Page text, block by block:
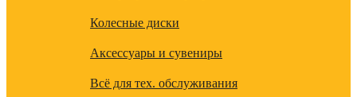
Колесные диски
Аксессуары и сувениры
Всё для тех. обслуживания